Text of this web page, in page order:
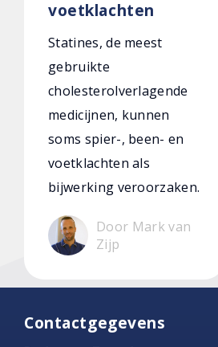
voetklachten
Statines, de meest
gebruikte
cholesterolverlagende
medicijnen, kunnen
soms spier-, been- en
voetklachten als
bijwerking veroorzaken.
Door Mark van
Zijp
Contactgegevens